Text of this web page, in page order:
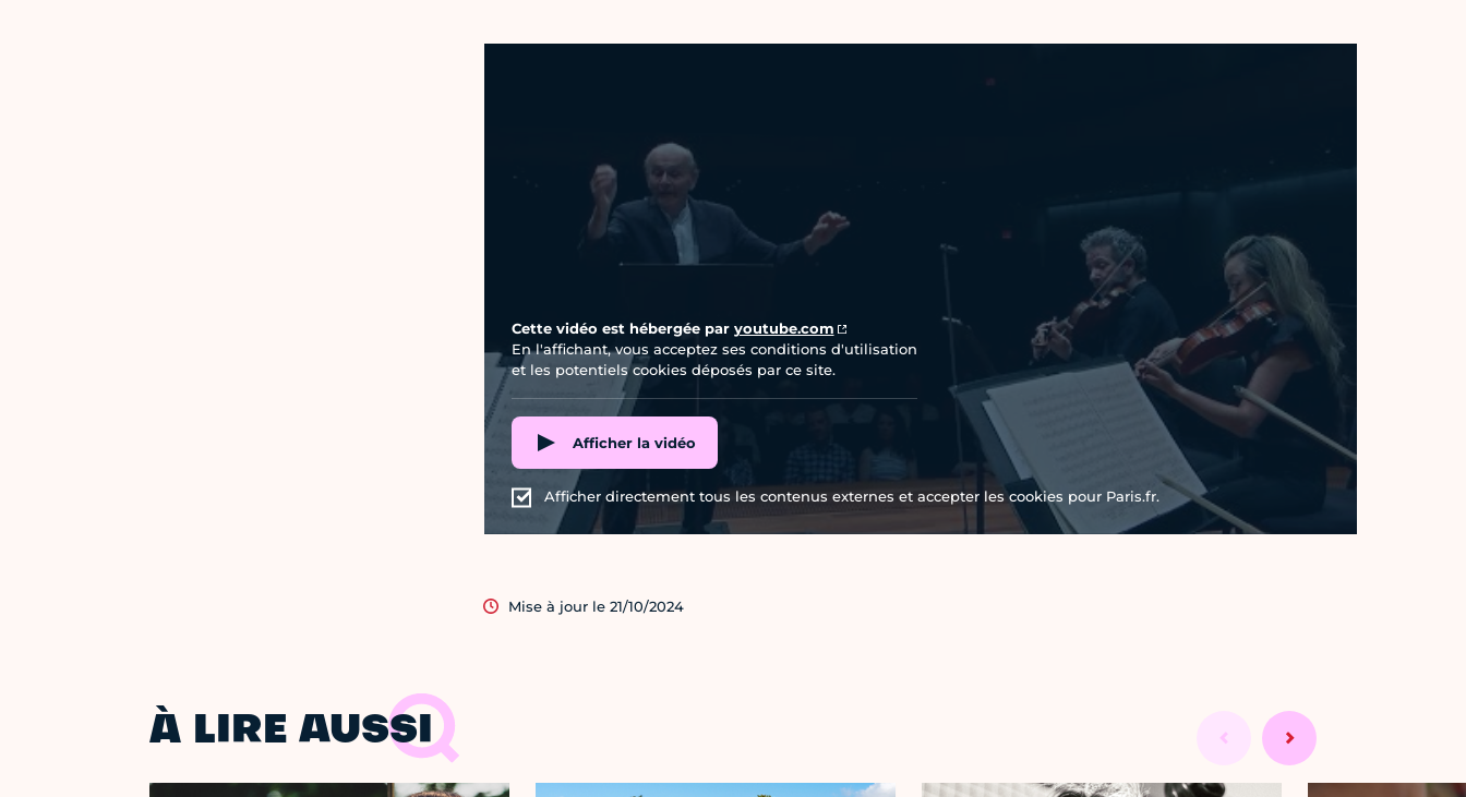
Cette vidéo est hébergée par youtube.com
En l'affichant, vous acceptez ses conditions d'utilisation
et les potentiels cookies déposés par ce site.
Afficher la vidéo
Afficher directement tous les contenus externes et accepter les cookies pour Paris.fr.
Mise à jour le 21/10/2024
À LIRE AUSSI